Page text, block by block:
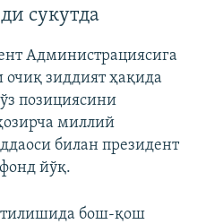
сукутда
Администрациясига
зиддият ҳақида
позициясини
миллий
билан президент
йўқ.
бош-қош